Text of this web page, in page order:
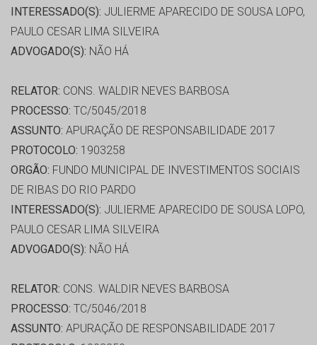
INTERESSADO(S): JULIERME APARECIDO DE SOUSA LOPO,
PAULO CESAR LIMA SILVEIRA
ADVOGADO(S): NÃO HÁ
RELATOR: CONS. WALDIR NEVES BARBOSA
PROCESSO: TC/5045/2018
ASSUNTO: APURAÇÃO DE RESPONSABILIDADE 2017
PROTOCOLO: 1903258
ORGÃO: FUNDO MUNICIPAL DE INVESTIMENTOS SOCIAIS
DE RIBAS DO RIO PARDO
INTERESSADO(S): JULIERME APARECIDO DE SOUSA LOPO,
PAULO CESAR LIMA SILVEIRA
ADVOGADO(S): NÃO HÁ
RELATOR: CONS. WALDIR NEVES BARBOSA
PROCESSO: TC/5046/2018
ASSUNTO: APURAÇÃO DE RESPONSABILIDADE 2017